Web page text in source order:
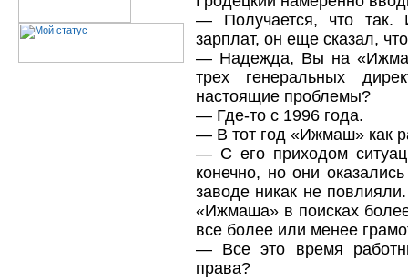
— Получается, что так.
зарплат, он еще сказал,
— Надежда, Вы на
трех генеральных
настоящие проблемы?
— Где-то с 1996 года.
— В тот год «Ижмаш» как
— С его приходом
конечно, но они
заводе никак не
«Ижмаша» в поисках
все более или менее
— Все это время
права?